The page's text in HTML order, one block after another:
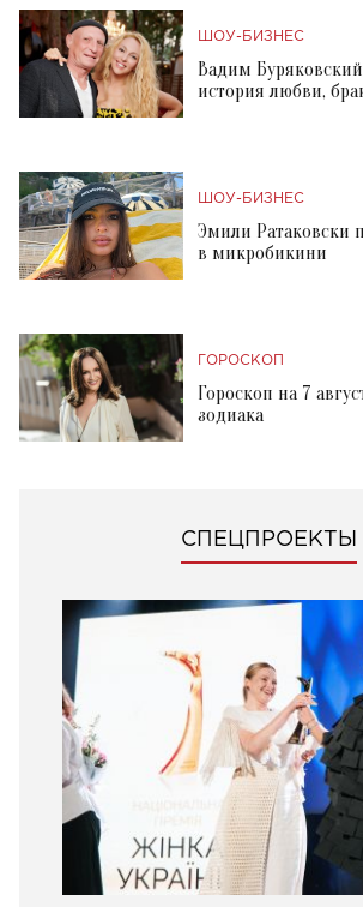
ШОУ-БИЗНЕС
Вадим
история любви,
ШОУ-БИЗНЕС
Эмили Ратаковски
в микробикини
ГОРОСКОП
Гороскоп на 7
зодиака
СПЕЦПРОЕКТЫ